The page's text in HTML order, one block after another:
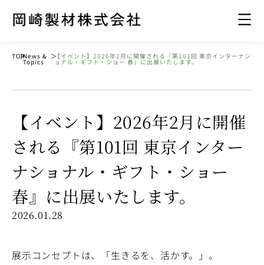
TOP
＞News &
Topics
＞【イベント】2026年2月に開催される『第101回 東京インターナシ
ョナル・ギフト・ショー 春』に出展いたします。
【イベント】2026年2月に開催
される『第101回 東京インター
ナショナル・ギフト・ショー
春』に出展いたします。
2026.01.28
展示コンセプトは、「生きるを、活かす。」。